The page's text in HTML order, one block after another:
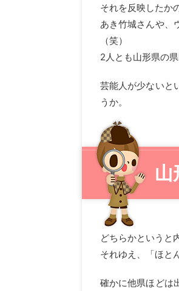
それを反映したか
あき竹城さんや、
（笑）
2人とも山形県の
芸能人が少ないと
うか。
山
どちらかというと
それゆえ、「ほと
確かに他県ほどは